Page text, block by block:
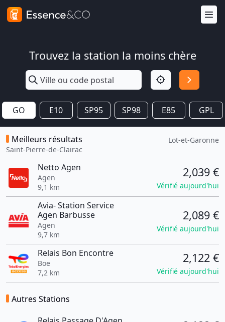
Trouvez la station la moins chère
GO E10 SP95 SP98 E85 GPL
Meilleurs résultats
Saint-Pierre-de-Clairac
Lot-et-Garonne
Netto Agen
Agen
9,1 km
2,039 €
Vérifié aujourd'hui
Avia- Station Service
Agen Barbusse
Agen
9,7 km
2,089 €
Vérifié aujourd'hui
Relais Bon Encontre
Boe
7,2 km
2,122 €
Vérifié aujourd'hui
Autres Stations